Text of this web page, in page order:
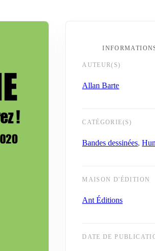
AUTEUR(S)
Allan Barte
CATÉGORIE(S)
Bandes dessinées,
MAISON D'ÉDITION
Ant Éditions
DATE DE